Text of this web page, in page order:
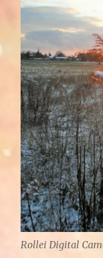
Rollei Digital